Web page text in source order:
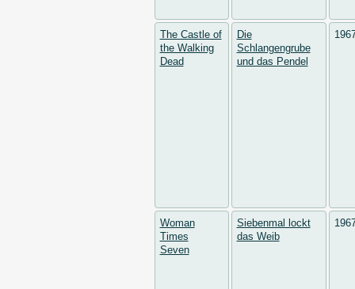
The Castle of
the Walking
Dead
Die
Schlangengrube
und das Pendel
Woman
Times
Seven
Siebenmal lockt
das Weib